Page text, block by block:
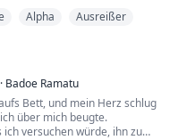
und mächtiger
anführt. An seinem
er seine Gefährtin, Octavia.
Gefü...
Alpha Ausreißer
· Badoe Ramatu
Bett, und mein Herz schlug
über mich beugte.
versuchen würde, ihn zu